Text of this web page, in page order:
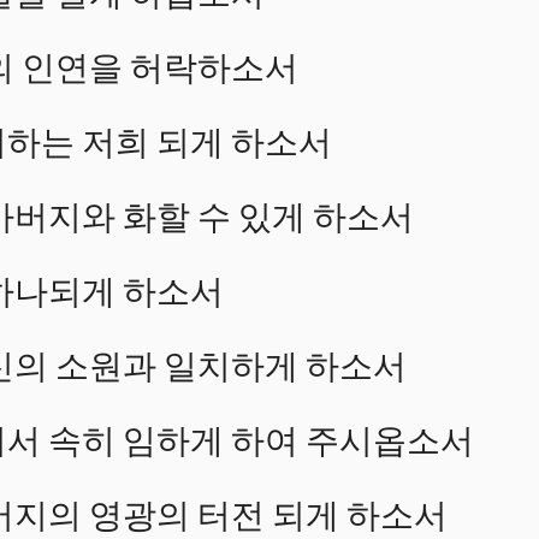
인연을 허락하소서
는 저희 되게 하소서
지와 화할 수 있게 하소서
되게 하소서
소원과 일치하게 하소서
속히 임하게 하여 주시옵소서
의 영광의 터전 되게 하소서